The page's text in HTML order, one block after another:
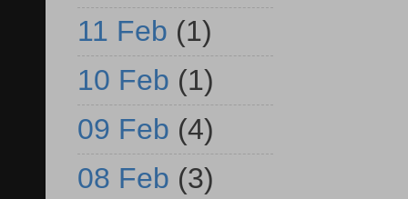
11 Feb (1)
10 Feb (1)
09 Feb (4)
08 Feb (3)